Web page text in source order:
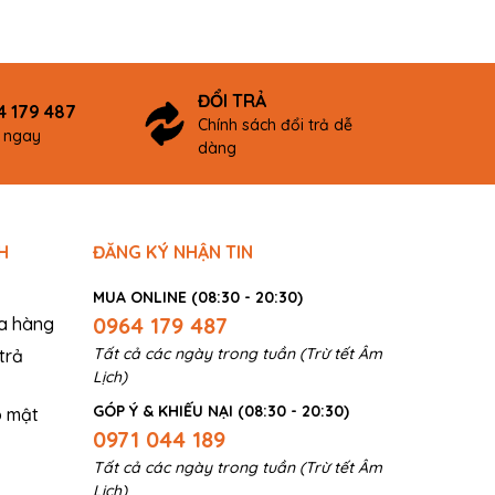
179 487
ĐỔI TRẢ
Chính sách đổi trả dễ
dàng
hàng
mật
ĐĂNG KÝ NHẬN TIN
MUA ONLINE (08:30 - 20:30)
0964 179 487
Tất cả các ngày trong tuần (Trừ tết Âm
Lịch)
GÓP Ý & KHIẾU NẠI (08:30 - 20:30)
0971 044 189
Tất cả các ngày trong tuần (Trừ tết Âm
Lịch)